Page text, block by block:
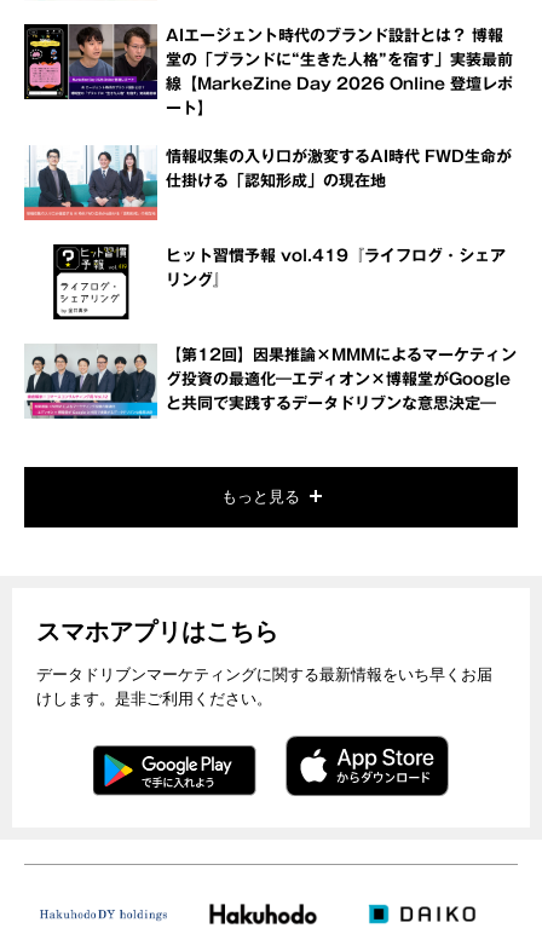
AIエージェント時代のブランド設計とは？ 博報
堂の「ブランドに“生きた人格”を宿す」実装最前
線【MarkeZine Day 2026 Online 登壇レポ
ート】
情報収集の入り口が激変するAI時代 FWD生命が
仕掛ける「認知形成」の現在地
ヒット習慣予報 vol.419『ライフログ・シェア
リング』
【第12回】因果推論×MMMによるマーケティン
グ投資の最適化―エディオン×博報堂がGoogle
と共同で実践するデータドリブンな意思決定―
もっと見る
スマホアプリはこちら
データドリブンマーケティングに関する最新情報をいち早くお届
けします。是非ご利用ください。